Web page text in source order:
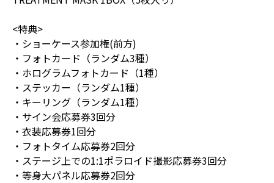
<特典>
・ショーケース参加権(前方)
・フォトカード（ランダム3種）
・ホログラムフォトカード（1種）
・ステッカー（ランダム1種）
・キーリング（ランダム1種）
・サイン会応募券3回分
・⾐装応募券1回分
・フォトタイム応募券2回分
・ステージ上での1:1ポラロイド撮影応募券3回分
・等身大パネル応募券2回分